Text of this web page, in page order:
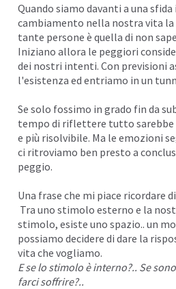
Quando siamo davanti a una
cambiamento nella nostra vita la
tante persone è quella di non
Iniziano allora le peggiori
dei nostri intenti. Con previsioni
l'esistenza ed entriamo in un
Se solo fossimo in grado fin da
tempo di riflettere tutto sarebbe
e più risolvibile. Ma le emozioni
ci ritroviamo ben presto a
peggio.
Una frase che mi piace ricordare di
Tra uno stimolo esterno e la
stimolo, esiste uno spazio.. un
possiamo decidere di dare la
vita che vogliamo.
E se lo stimolo è interno?.. Se
farci soffrire?..